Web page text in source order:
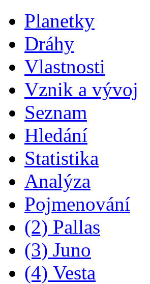
Planetky
Dráhy
Vlastnosti
Vznik a vývoj
Seznam
Hledání
Statistika
Analýza
Pojmenování
(2) Pallas
(3) Juno
(4) Vesta